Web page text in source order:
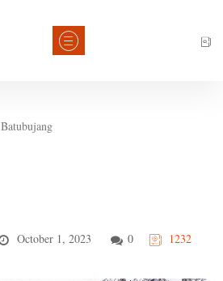
Batubujang
October 1, 2023 0 1232